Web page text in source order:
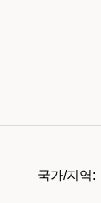
국가/지역: